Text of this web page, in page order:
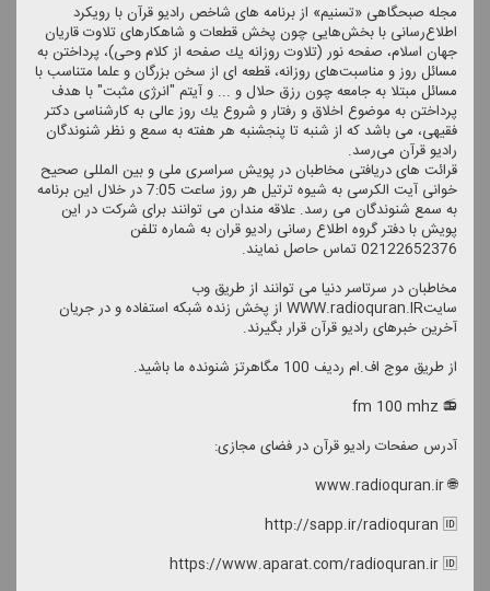
مجله صبحگاهی «تسنیم» از برنامه های شاخص رادیو قرآن با رویكرد
اطلاع‌رسانی با بخش‌هایی چون پخش قطعات و شاهكارهای تلاوت قاریان
جهان اسلام، صفحه نور (تلاوت روزانه یك صفحه از كلام وحی)، پرداختن به
مسائل روز و مناسبت‌های روزانه، قطعه ای از سخن بزرگان و علما متناسب با
مسائل مبتلا به جامعه چون رزق حلال و ... و آیتم "انرژی مثبت" با هدف
پرداختن به موضوع اخلاق و رفتار و شروع یك روز عالی به كارشناسی دكتر
فقیهی، می باشد كه از شنبه تا پنجشنبه هر هفته به سمع و نظر شنوندگان
رادیو قرآن می‌رسد.
قرائت های دریافتی مخاطبان در پویش سراسری ملی و بین المللی صحیح
خوانی آیت الكرسی به شیوه ترتیل هر روز ساعت 7:05 در خلال این برنامه
به سمع شنوندگان می رسد. علاقه مندان می توانند برای شركت در این
پویش با دفتر گروه اطلاع رسانی رادیو قران به شماره تلفن
02122652376 تماس حاصل نمایند.
مخاطبان در سرتاسر دنیا می توانند از طریق وب
سایتWWW.radioquran.IR از پخش زنده شبكه استفاده و در جریان
آخرین خبرهای رادیو قرآن قرار بگیرند.
از طریق موج اف.ام ردیف 100 مگاهرتز شنونده ما باشید.
📻 fm 100 mhz
آدرس صفحات رادیو قرآن در فضای مجازی:
🌐 www.radioquran.ir
http://sapp.ir/radioquran 🆔
https://www.aparat.com/radioquran.ir 🆔